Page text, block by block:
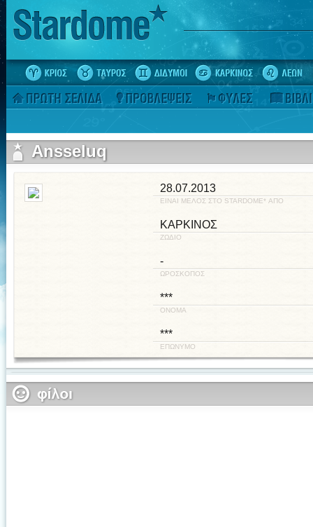
Ansseluq
28.07.2013
ΕΙΝΑΙ ΜΕΛΟΣ ΣΤΟ STARDOME* ΑΠΟ
ΚΑΡΚΙΝΟΣ
ΖΩΔΙΟ
-
ΩΡΟΣΚΟΠΟΣ
***
ΟΝΟΜΑ
***
ΕΠΩΝΥΜΟ